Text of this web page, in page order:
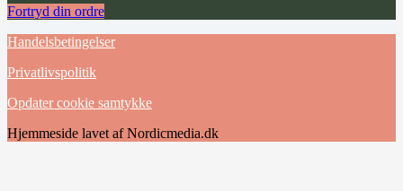
Fortryd din ordre
Handelsbetingelser
Privatlivspolitik
Opdater cookie samtykke
Hjemmeside lavet af Nordicmedia.dk